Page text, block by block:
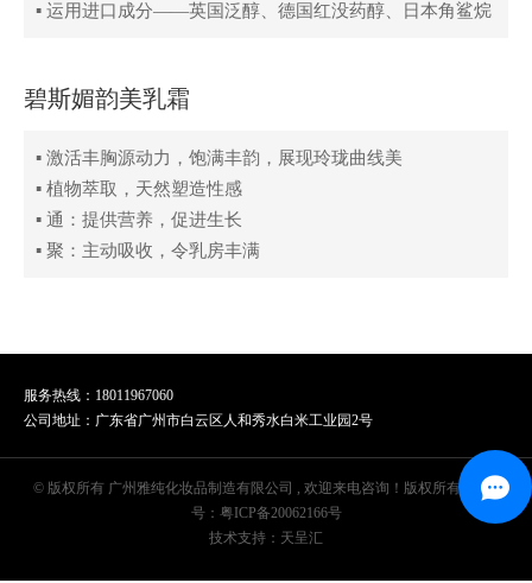
▪ 运用进口成分——英国泛醇、德国红没药醇、日本角鲨烷
碧斯媚韵美乳霜
▪ 激活丰胸源动力，饱满丰韵，展现玲珑曲线美
▪ 植物萃取，天然塑造性感
▪ 通：提供营养，促进生长
▪ 聚：主动吸收，令乳房丰满
服务热线：18011967060
公司地址：广东省广州市白云区人和秀水白米工业园2号
© 版权所有 广州雅纯化妆品制造有限公司 , 欢迎来电咨询！版权所有 | 备案
号： 粤ICP备20062166号
技术支持：天呈汇